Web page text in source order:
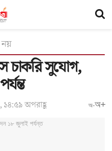
নয়
চাকরি সুযোগ,
১৪:৫৯ অপরাহ্ণ অ-অ+